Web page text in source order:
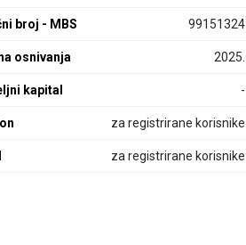
broj - MBS 99151324
osnivanja 2025.
kapital -
za registrirane korisnike
za registrirane korisnike